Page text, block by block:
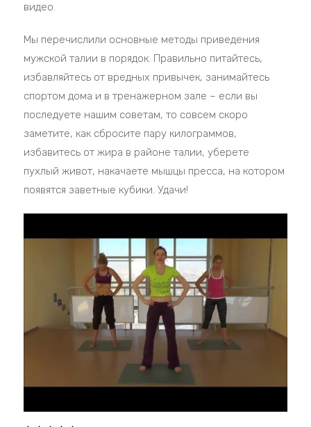
видео.
Мы перечислили основные методы приведения
мужской талии в порядок. Правильно питайтесь,
избавляйтесь от вредных привычек, занимайтесь
спортом дома и в тренажерном зале – если вы
последуете нашим советам, то совсем скоро
заметите, как сбросите пару килограммов,
избавитесь от жира в районе талии, уберете
пухлый живот, накачаете мышцы пресса, на котором
появятся заветные кубики. Удачи!